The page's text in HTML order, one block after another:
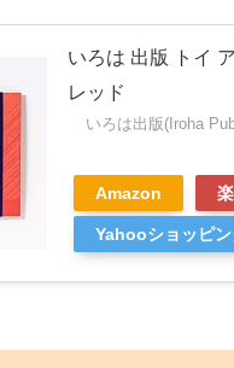
いろは 出版 トイ
レッド
いろは出版(Iroha
Amazon
Yahooショッピ